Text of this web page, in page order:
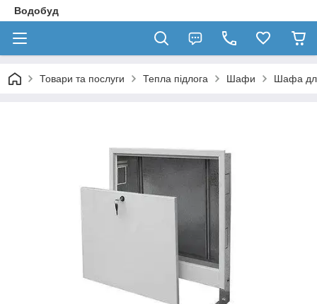
Водобуд
Товари та послуги Тепла підлога Шафи Шафа